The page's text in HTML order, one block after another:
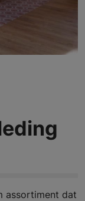
assortiment dat